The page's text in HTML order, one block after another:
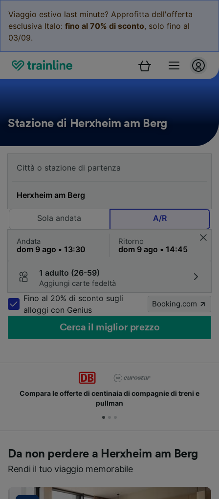
Viaggio estivo last minute? Approfitta dell'offerta
esclusiva Italo: fino al 70% di sconto, solo fino al
03/09.
Stazione di Herxheim am Berg
Sola andata A/R
Andata Ritorno
1 adulto (26-59)
Aggiungi carte fedeltà
Fino al 20% di sconto sugli
alloggi con Genius
Booking.com
Cerca il miglior prezzo
Compara le offerte di centinaia di compagnie di treni e
pullman
Da non perdere a Herxheim am Berg
Rendi il tuo viaggio memorabile